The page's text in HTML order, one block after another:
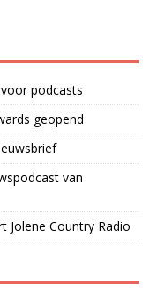
podcasts
geopend
van
Jolene Country Radio